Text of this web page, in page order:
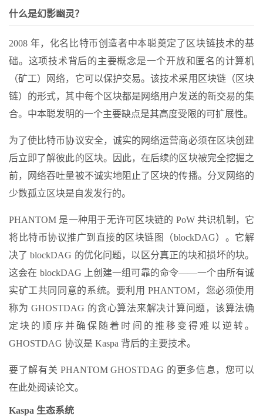
什么是幻影幽灵？
2008 年，化名比特币创造者中本聪奠定了区块链技术的基
础。这项技术背后的主要概念是一个开放和匿名的计算机
（矿工）网络，它可以保护交易。该技术采用区块链（区块
链）的形式，其中每个区块都是网络用户发送的新交易的集
合。中本聪发明的一个主要缺点是其高度受限的可扩展性。
为了使比特币协议安全，诚实的网络运营商必须在区块创建
后立即了解彼此的区块。因此，在后续的区块被完全挖掘之
前，网络吞吐量被不诚实地阻止了区块的传播。分叉网络的
少数孤立区块是自发发行的。
PHANTOM 是一种用于无许可区块链的 PoW 共识机制，它
将比特币协议推广到直接的区块链图（blockDAG）。它解
决了 blockDAG 的优化问题，以区分真正的块和损坏的块。
这会在 blockDAG 上创建一组可靠的命令——一个由所有诚
实矿工共同同意的系统。要利用 PHANTOM，您必须使用
称为 GHOSTDAG 的贪心算法来解决计算问题，该算法确
定块的顺序并确保随着时间的推移变得难以逆转。
GHOSTDAG 协议是 Kaspa 背后的主要技术。
要了解有关 PHANTOM GHOSTDAG 的更多信息，您可以
在此处阅读论文。
Kaspa 生态系统